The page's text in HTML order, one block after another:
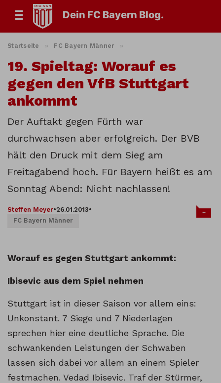
Dein FC Bayern Blog.
Startseite » FC Bayern Männer »
19. Spieltag: Worauf es
gegen den VfB Stuttgart
ankommt
Der Auftakt gegen Fürth war
durchwachsen aber erfolgreich. Der BVB
hält den Druck mit dem Sieg am
Freitagabend hoch. Für Bayern heißt es am
Sonntag Abend: Nicht nachlassen!
Steffen Meyer•26.01.2013•
FC Bayern Männer
+
Worauf es gegen Stuttgart ankommt:
Ibisevic aus dem Spiel nehmen
Stuttgart ist in dieser Saison vor allem eins:
Unkonstant. 7 Siege und 7 Niederlagen
sprechen hier eine deutliche Sprache. Die
schwankenden Leistungen der Schwaben
lassen sich dabei vor allem an einem Spieler
festmachen. Vedad Ibisevic. Traf der Stürmer,